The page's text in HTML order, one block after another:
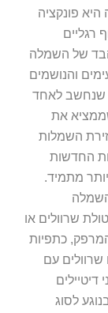
היא פונקציה
רגליים
של השמלה
והנושמים
שנחשב לאחד
את
השמלות
החדשות
מתמיד.
שרוולים או
כתפיות
עם
דיטיילים
לסוג